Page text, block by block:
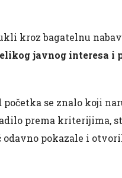
kroz bagatelnu
javnog interesa i
početka se znalo koji
prema kriterijima,
pokazale i